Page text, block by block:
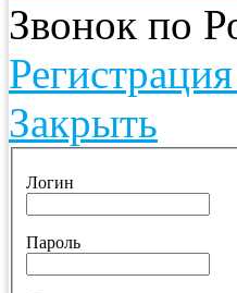
Звонок по
Закрыть
Логин
Пароль